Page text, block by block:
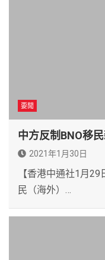
要聞
中方反制BNO移
2021年1月30日
【香港中通社1月
民（海外）…